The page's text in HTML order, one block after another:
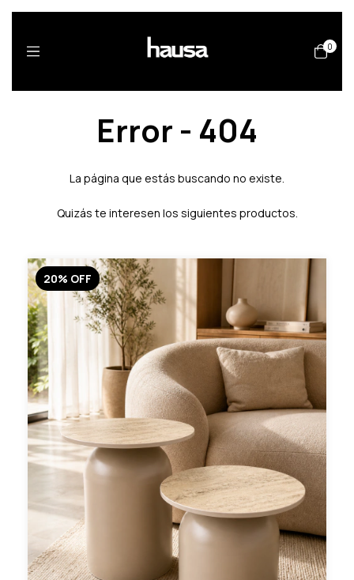
0
Error - 404
La página que estás buscando no existe.
Quizás te interesen los siguientes productos.
20% OFF